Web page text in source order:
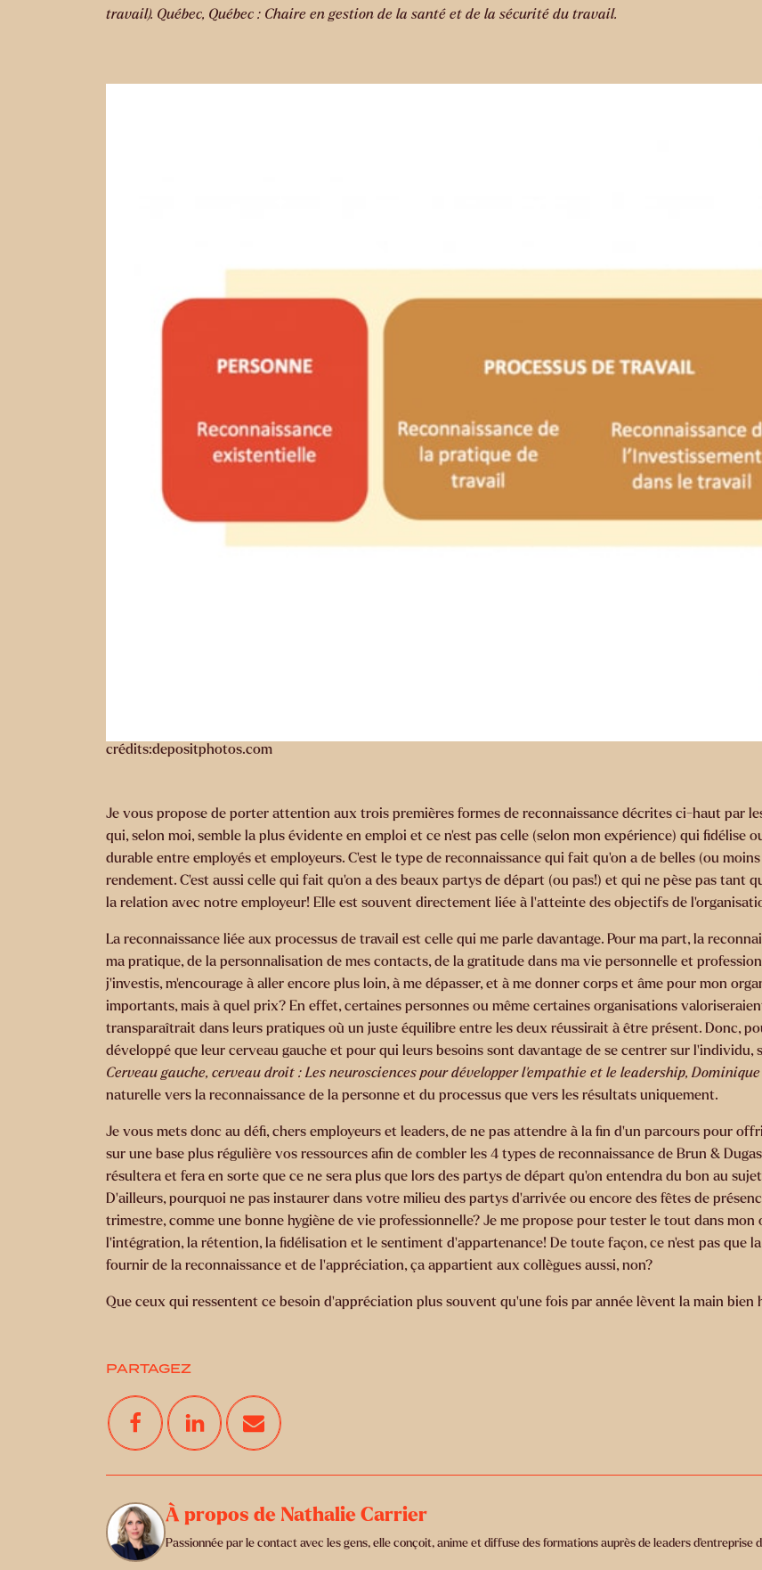
travail). Québec, Québec : Chaire en gestion de la santé et de la sécurité du travail.
crédits:depositphotos.com
Je vous propose de porter attention aux trois premières formes de reconnaissance décrites ci-haut par
qui, selon moi, semble la plus évidente en emploi et ce n’est pas celle (selon mon expérience) qui fidélise
durable entre employés et employeurs. C’est le type de reconnaissance qui fait qu’on a de belles (ou
rendement. C’est aussi celle qui fait qu’on a des beaux partys de départ (ou pas!) et qui ne pèse pas tant
la relation avec notre employeur! Elle est souvent directement liée à l’atteinte des objectifs de
La reconnaissance liée aux processus de travail est celle qui me parle davantage. Pour ma part, la
ma pratique, de la personnalisation de mes contacts, de la gratitude dans ma vie personnelle et
j’investis, m’encourage à aller encore plus loin, à me dépasser, et à me donner corps et âme pour mon
importants, mais à quel prix? En effet, certaines personnes ou même certaines organisations
transparaîtrait dans leurs pratiques où un juste équilibre entre les deux réussirait à être présent. Donc,
développé que leur cerveau gauche et pour qui leurs besoins sont davantage de se centrer sur l’individu,
Cerveau gauche, cerveau droit : Les neurosciences pour développer l’empathie et le leadership,
naturelle vers la reconnaissance de la personne et du processus que vers les résultats uniquement.
Je vous mets donc au défi, chers employeurs et leaders, de ne pas attendre à la fin d’un parcours pour
sur une base plus régulière vos ressources afin de combler les 4 types de reconnaissance de Brun &
résultera et fera en sorte que ce ne sera plus que lors des partys de départ qu’on entendra du bon au
D’ailleurs, pourquoi ne pas instaurer dans votre milieu des partys d’arrivée ou encore des fêtes de
trimestre, comme une bonne hygiène de vie professionnelle? Je me propose pour tester le tout dans
l’intégration, la rétention, la fidélisation et le sentiment d’appartenance! De toute façon, ce n’est pas que
fournir de la reconnaissance et de l’appréciation, ça appartient aux collègues aussi, non?
Que ceux qui ressentent ce besoin d’appréciation plus souvent qu’une fois par année lèvent la main bien
PARTAGEZ
À propos de Nathalie Carrier
Passionnée par le contact avec les gens, elle conçoit, anime et diffuse des formations auprès de leaders d’entreprise